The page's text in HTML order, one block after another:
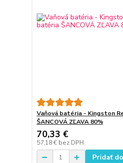
Vaňová batéria - Kingston
ŠANCOVÁ ZĽAVA 80%
70,33 €
57,18 € bez DPH
Pridať